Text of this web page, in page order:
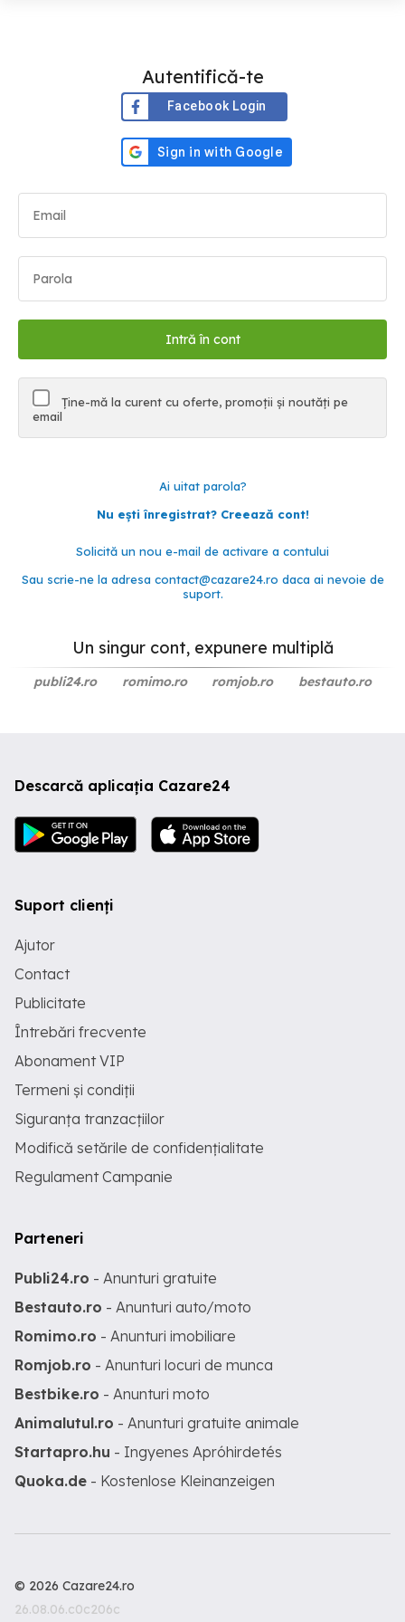
Autentifică-te
Facebook Login
Ține-mă la curent cu oferte, promoții și noutăți pe
email
Ai uitat parola?
Nu ești înregistrat? Creează cont!
Solicită un nou e-mail de activare a contului
Sau scrie-ne la adresa contact@cazare24.ro daca ai nevoie de
suport.
Un singur cont, expunere multiplă
publi24.ro romimo.ro romjob.ro bestauto.ro
Descarcă aplicația Cazare24
Suport clienți
Ajutor
Contact
Publicitate
Întrebări frecvente
Abonament VIP
Termeni și condiții
Siguranța tranzacțiilor
Modifică setările de confidențialitate
Regulament Campanie
Parteneri
Publi24.ro - Anunturi gratuite
Bestauto.ro - Anunturi auto/moto
Romimo.ro - Anunturi imobiliare
Romjob.ro - Anunturi locuri de munca
Bestbike.ro - Anunturi moto
Animalutul.ro - Anunturi gratuite animale
Startapro.hu - Ingyenes Apróhirdetés
Quoka.de - Kostenlose Kleinanzeigen
© 2026 Cazare24.ro
26.08.06.c0c206c